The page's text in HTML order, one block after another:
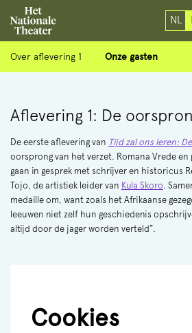
NL
Over aflevering 1 Onze gasten
Aflevering 1: De
De eerste aflevering van Tijd zal ons leren:
oorsprong van het verzet. Romana Vrede
gaan in gesprek met schrijver en historicus
Tojo, de artistiek leider van Kula Skoro.
medaille om, want zoals het Afrikaanse
leeuwen niet zelf hun geschiedenis
altijd door de jager worden verteld”.
Cookies